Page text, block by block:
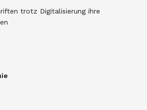
trotz Digitalisierung ihre